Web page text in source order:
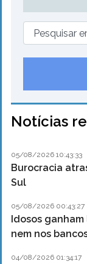
Notícias
05/08/2026 10:43:33
Burocracia
Sul
05/08/2026 00:43:27
Idosos
nem nos
04/08/2026 01:34:17